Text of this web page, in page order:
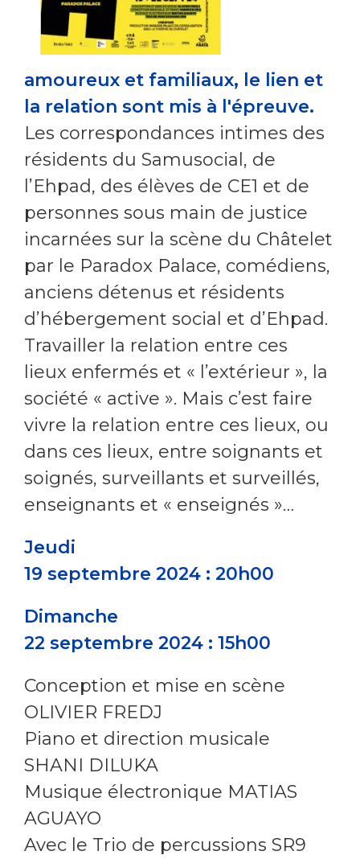
amoureux et familiaux, le lien et
la relation sont mis à l'épreuve.
Les correspondances intimes des
résidents du Samusocial, de
l’Ehpad, des élèves de CE1 et de
personnes sous main de justice
incarnées sur la scène du Châtelet
par le Paradox Palace, comédiens,
anciens détenus et résidents
d’hébergement social et d’Ehpad.
Travailler la relation entre ces
lieux enfermés et « l’extérieur », la
société « active ». Mais c’est faire
vivre la relation entre ces lieux, ou
dans ces lieux, entre soignants et
soignés, surveillants et surveillés,
enseignants et « enseignés »…
Jeudi
19 septembre 2024 : 20h00
Dimanche
22 septembre 2024 : 15h00
Conception et mise en scène
OLIVIER FREDJ
Piano et direction musicale
SHANI DILUKA
Musique électronique MATIAS
AGUAYO
Avec le Trio de percussions SR9